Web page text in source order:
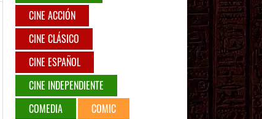
CINE ACCIÓN
CINE CLÁSICO
CINE ESPAÑOL
CINE INDEPENDIENTE
COMEDIA
COMIC